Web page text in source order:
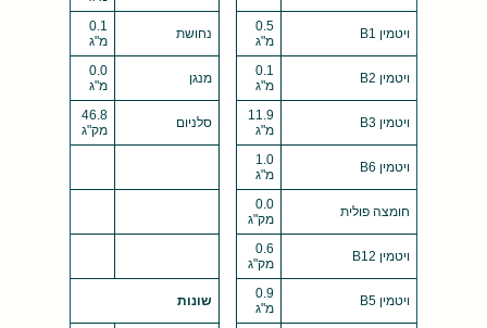
ויטמין B1
0.5
מ"ג
נחושת
0.1
מ"ג
ויטמין B2
0.1
מ"ג
מנגן
0.0
מ"ג
ויטמין B3
11.9
מ"ג
סלניום
46.8
מק"ג
ויטמין B6
1.0
מ"ג
חומצה פולית
0.0
מק"ג
ויטמין B12
0.6
מק"ג
ויטמין B5
0.9
מ"ג
שונות